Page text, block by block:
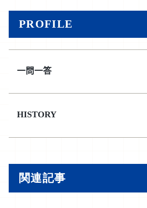
PROFILE
一問一答
HISTORY
関連記事